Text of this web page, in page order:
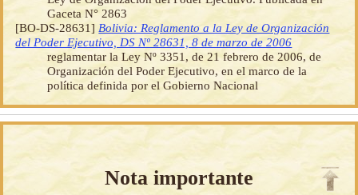
Gaceta N° 2863
[BO-DS-28631] Bolivia: Reglamento a la Ley de Organización
del Poder Ejecutivo, DS Nº 28631, 8 de marzo de 2006
reglamentar la Ley Nº 3351, de 21 febrero de 2006, de
Organización del Poder Ejecutivo, en el marco de la
política definida por el Gobierno Nacional
Nota importante